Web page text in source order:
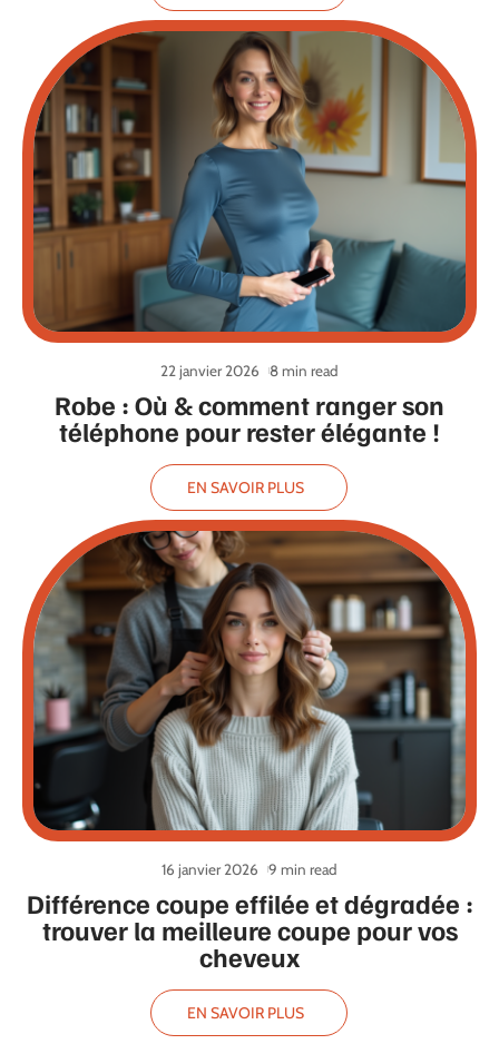
Robe : Où & comment ranger son
téléphone pour rester élégante !
22 janvier 2026 8 min read
EN SAVOIR PLUS
Différence coupe effilée et dégradée :
trouver la meilleure coupe pour vos
cheveux
16 janvier 2026 9 min read
EN SAVOIR PLUS